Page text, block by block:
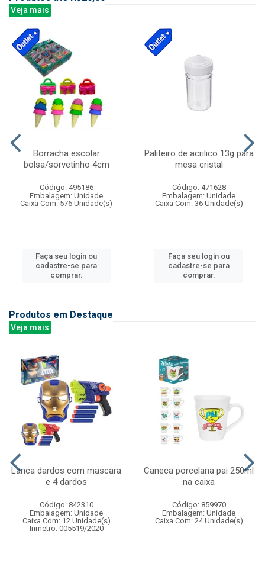
Veja mais
Borracha escolar
bolsa/sorvetinho 4cm
Código: 495186
Embalagem: Unidade
Caixa Com: 576 Unidade(s)
Faça seu login ou
cadastre-se para
comprar.
Paliteiro de acrilico 13g para
mesa cristal
Código: 471628
Embalagem: Unidade
Caixa Com: 36 Unidade(s)
Faça seu login ou
cadastre-se para
comprar.
Produtos em Destaque
Veja mais
Lanca dardos com mascara
e 4 dardos
Código: 842310
Embalagem: Unidade
Caixa Com: 12 Unidade(s)
Inmetro: 005519/2020
Caneca porcelana pai 250ml
na caixa
Código: 859970
Embalagem: Unidade
Caixa Com: 24 Unidade(s)